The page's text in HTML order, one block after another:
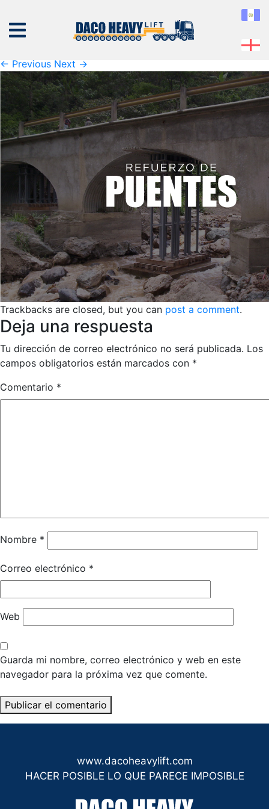
NOSOTROS
SERVICIOS
PROYECTOS
CONTÁCTENOS
Published 16 de January de 2019at569 × 384
← Previous Next →
Trackbacks are closed, but you can post a comment.
Deja una respuesta
Tu dirección de correo electrónico no será publicada. Los
campos obligatorios están marcados con *
Comentario *
Nombre *
Correo electrónico *
Web
Guarda mi nombre, correo electrónico y web en este
navegador para la próxima vez que comente.
www.dacoheavylift.com
HACER POSIBLE LO QUE PARECE IMPOSIBLE